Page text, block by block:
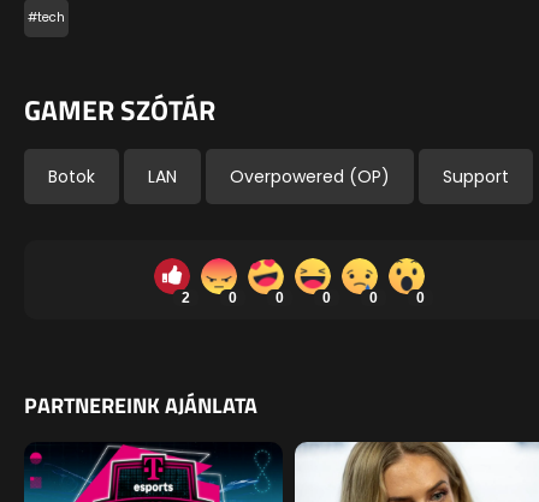
#tech
GAMER SZÓTÁR
Botok LAN Overpowered (OP) Support
2 0 0 0 0 0
PARTNEREINK AJÁNLATA